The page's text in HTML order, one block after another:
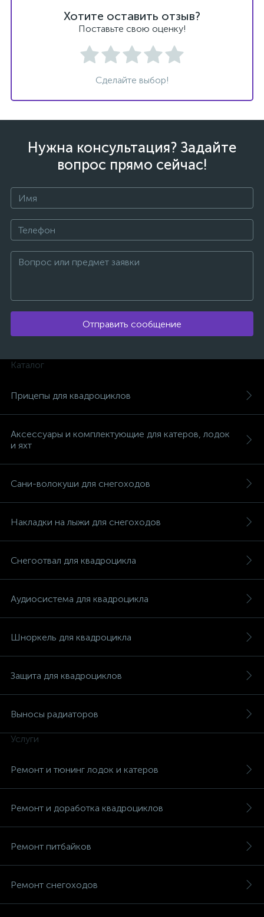
Хотите оставить отзыв?
Поставьте свою оценку!
Сделайте выбор!
Нужна консультация? Задайте
вопрос прямо сейчас!
Отправить сообщение
Каталог
Прицепы для квадроциклов
Аксессуары и комплектующие для катеров, лодок
и яхт
Сани-волокуши для снегоходов
Накладки на лыжи для снегоходов
Снегоотвал для квадроцикла
Аудиосистема для квадроцикла
Шноркель для квадроцикла
Защита для квадроциклов
Выносы радиаторов
Услуги
Ремонт и тюнинг лодок и катеров
Ремонт и доработка квадроциклов
Ремонт питбайков
Ремонт снегоходов